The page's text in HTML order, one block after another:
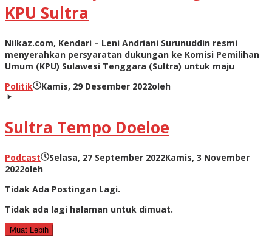
KPU Sultra
Nilkaz.com, Kendari – Leni Andriani Surunuddin resmi
menyerahkan persyaratan dukungan ke Komisi Pemilihan
Umum (KPU) Sulawesi Tenggara (Sultra) untuk maju
Politik
Kamis, 29 Desember 2022oleh
Sultra Tempo Doeloe
Podcast Selasa, 27 September 2022Kamis, 3 November
2022oleh
Tidak Ada Postingan Lagi.
Tidak ada lagi halaman untuk dimuat.
Muat Lebih